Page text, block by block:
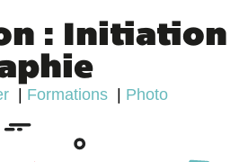
: Initiation
Formations Photo